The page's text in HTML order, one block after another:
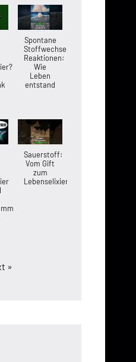
Spontane
Stoffwechsel-
Reaktionen:
Wie
Leben
entstand
Sauerstoff:
Vom Gift
zum
Lebenselixier
»